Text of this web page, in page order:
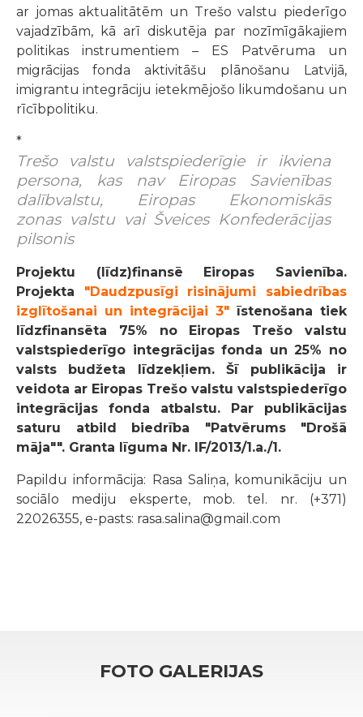
ar jomas aktualitātēm un Trešo valstu piederīgo
vajadzībām, kā arī diskutēja par nozīmīgākajiem
politikas instrumentiem – ES Patvēruma un
migrācijas fonda aktivitāšu plānošanu Latvijā,
imigrantu integrāciju ietekmējošo likumdošanu un
rīcībpolitiku.
*
Trešo valstu valstspiederīgie ir ikviena
persona, kas nav Eiropas Savienības
dalībvalstu, Eiropas Ekonomiskās
zonas valstu vai Šveices Konfederācijas
pilsonis
Projektu (līdz)finansē Eiropas Savienība.
Projekta "Daudzpusīgi risinājumi sabiedrības
izglītošanai un integrācijai 3" īstenošana tiek
līdzfinansēta 75% no Eiropas Trešo valstu
valstspiederīgo integrācijas fonda un 25% no
valsts budžeta līdzekļiem. Šī publikācija ir
veidota ar Eiropas Trešo valstu valstspiederīgo
integrācijas fonda atbalstu. Par publikācijas
saturu atbild biedrība "Patvērums "Drošā
māja"". Granta līguma Nr. IF/2013/1.a./1.
Papildu informācija: Rasa Saliņa, komunikāciju un
sociālo mediju eksperte, mob. tel. nr. (+371)
22026355, e-pasts: rasa.salina@gmail.com
FOTO GALERIJAS